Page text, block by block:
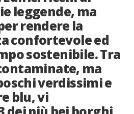
leggende, ma
rendere la
confortevole ed
sostenibile. Tra
ma
verdissimi e
blu, vi